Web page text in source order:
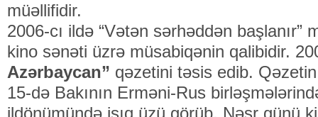
müəllifidir.
2006-cı ildə “Vətən sərhəddən başlanır”
kino sənəti üzrə müsabiqənin qalibidir.
Azərbaycan” qəzetini təsis edib.
15-də Bakının Erməni-Rus
ildönümündə işıq üzü görüb. Nəşr günü